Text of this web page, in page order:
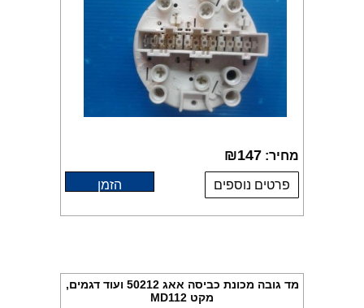
מחיר: ₪147
פרטים נוספים הזמן
מד גובה מכונת כביסה אאג 50212 ועוד דגמים,
מקט MD112